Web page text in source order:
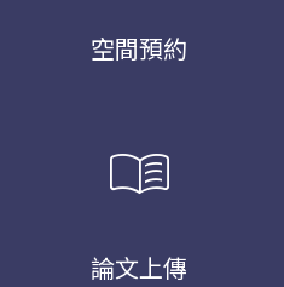
空間預約
menu_book
論文上傳